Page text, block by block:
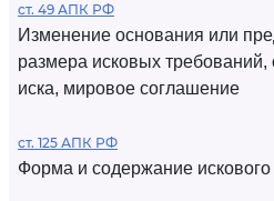
ст. 49 АПК РФ
Изменение основания или
размера исковых требований,
иска, мировое соглашение
ст. 125 АПК РФ
Форма и содержание искового